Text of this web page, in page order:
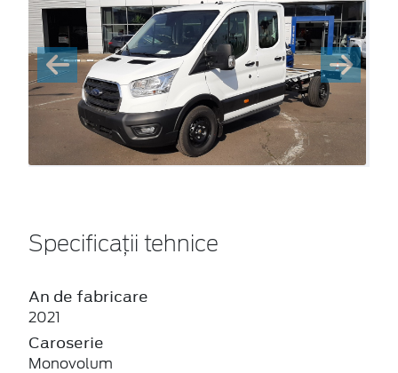
Specificații tehnice
An de fabricare
2021
Caroserie
Monovolum